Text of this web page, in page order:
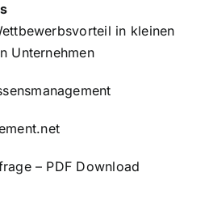
in kleinen
Unternehmen
– PDF Download